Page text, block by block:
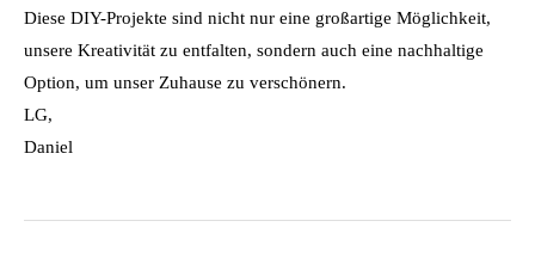
Diese DIY-Projekte sind nicht nur eine großartige Möglichkeit,
unsere Kreativität zu entfalten, sondern auch eine nachhaltige
Option, um unser Zuhause zu verschönern.
LG,
Daniel